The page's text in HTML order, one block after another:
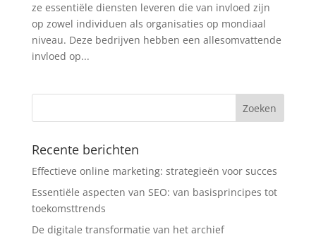
ze essentiële diensten leveren die van invloed zijn
op zowel individuen als organisaties op mondiaal
niveau. Deze bedrijven hebben een allesomvattende
invloed op...
Recente berichten
Effectieve online marketing: strategieën voor succes
Essentiële aspecten van SEO: van basisprincipes tot
toekomsttrends
De digitale transformatie van het archief